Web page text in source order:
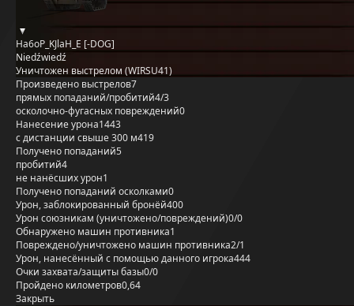
Ha6oP_KJlaH_E [-DOG]
Niedźwiedź
Уничтожен выстрелом (WIRSU41)
Произведено выстрелов7
прямых попаданий/пробитий4/3
осколочно-фугасных повреждений0
Нанесение урона1443
с дистанции свыше 300 м419
Получено попаданий5
пробитий4
не нанёсших урон1
Получено попаданий осколками0
Урон, заблокированный бронёй400
Урон союзникам (уничтожено/повреждений)0/0
Обнаружено машин противника1
Повреждено/уничтожено машин противника2/1
Урон, нанесённый с помощью данного игрока444
Очки захвата/защиты базы0/0
Пройдено километров0,64
Закрыть